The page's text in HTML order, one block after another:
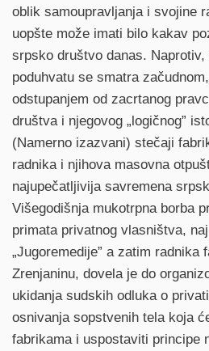
oblik samoupravljanja i svojine
uopšte može imati bilo kakav
srpsko društvo danas. Naprotiv,
poduhvatu se smatra
odstupanjem od zacrtanog
društva i njegovog „logičnog”
(Namerno izazvani) stečaji
radnika i njihova masovna
najupečatljivija savremena
Višegodišnja mukotrpna borba
primata privatnog vlasništva,
„Jugoremedije” a zatim radnika
Zrenjaninu, dovela je do
ukidanja sudskih odluka o
osnivanja sopstvenih tela koja
fabrikama i uspostaviti principe